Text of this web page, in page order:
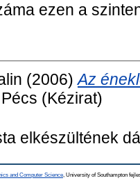
ezen a
(2006)Az
Pécs (Kézirat)
elkészültének
and Computer Science , University of Southampton